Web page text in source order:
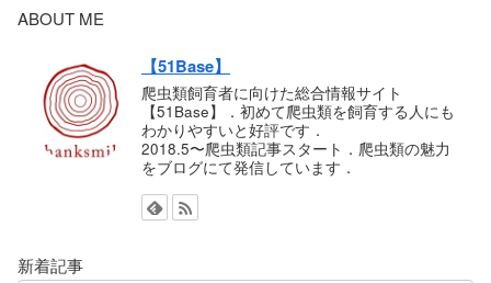
ABOUT ME
【51Base】
爬虫類飼育者に向けた総合情報サイト
【51Base】．初めて爬虫類を飼育する人にも
わかりやすいと好評です．
2018.5〜爬虫類記事スタート．爬虫類の魅力
をブログにて発信しています．
新着記事